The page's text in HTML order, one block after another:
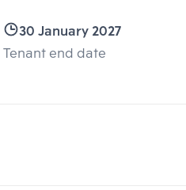
30 January 2027
Tenant end date